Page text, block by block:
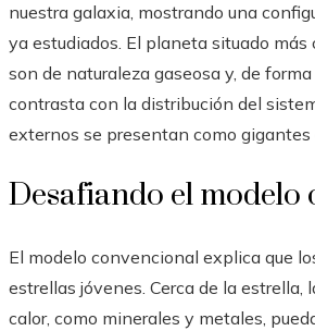
nuestra galaxia, mostrando una
ya estudiados. El planeta situado
son de naturaleza gaseosa y, de
contrasta con la distribución del
externos se presentan como gigantes
Desafiando el
El modelo convencional explica que
estrellas jóvenes. Cerca de la
calor, como minerales y metales,